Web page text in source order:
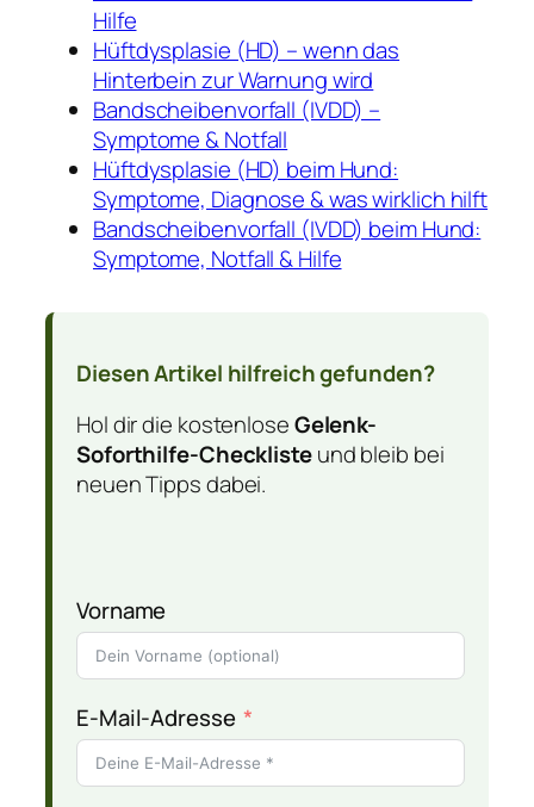
Hilfe
Hüftdysplasie (HD) – wenn das
Hinterbein zur Warnung wird
Bandscheibenvorfall (IVDD) –
Symptome & Notfall
Hüftdysplasie (HD) beim Hund:
Symptome, Diagnose & was wirklich hilft
Bandscheibenvorfall (IVDD) beim Hund:
Symptome, Notfall & Hilfe
Diesen Artikel hilfreich gefunden?
Hol dir die kostenloseGelenk-
Soforthilfe-Checklisteund bleib bei
neuen Tipps dabei.
Vorname
E-Mail-Adresse